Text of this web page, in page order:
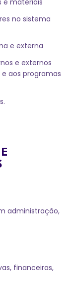
e materiais
no sistema
e externa
e externos
aos programas
administração,
financeiras,